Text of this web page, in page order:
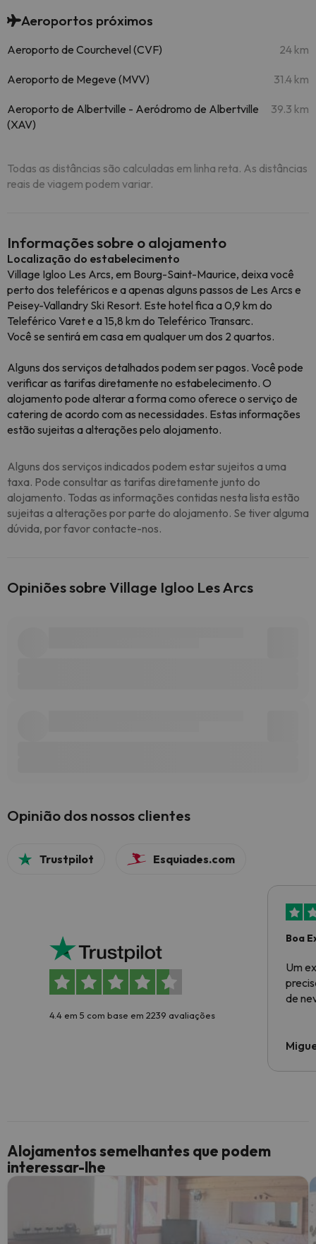
Aeroportos próximos
Aeroporto de Courchevel (CVF) 24 km
Aeroporto de Megeve (MVV) 31.4 km
Aeroporto de Albertville - Aeródromo de Albertville
(XAV)
39.3 km
Todas as distâncias são calculadas em linha reta. As distâncias
reais de viagem podem variar.
Informações sobre o alojamento
Localização do estabelecimento
Village Igloo Les Arcs, em Bourg-Saint-Maurice, deixa você
perto dos teleféricos e a apenas alguns passos de Les Arcs e
Peisey-Vallandry Ski Resort. Este hotel fica a 0,9 km do
Teleférico Varet e a 15,8 km do Teleférico Transarc.
Você se sentirá em casa em qualquer um dos 2 quartos.
Alguns dos serviços detalhados podem ser pagos. Você pode
verificar as tarifas diretamente no estabelecimento. O
alojamento pode alterar a forma como oferece o serviço de
catering de acordo com as necessidades. Estas informações
estão sujeitas a alterações pelo alojamento.
Alguns dos serviços indicados podem estar sujeitos a uma
taxa. Pode consultar as tarifas diretamente junto do
alojamento. Todas as informações contidas nesta lista estão
sujeitas a alterações por parte do alojamento. Se tiver alguma
dúvida, por favor contacte-nos.
Opiniões sobre Village Igloo Les Arcs
Opinião dos nossos clientes
Trustpilot Esquiades.com
4.4 em 5 com base em 2239 avaliações
Boa
Um
de
Alojamentos semelhantes que podem
interessar-lhe